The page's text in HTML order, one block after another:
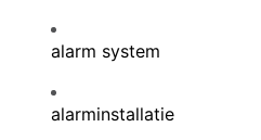
alarm system
alarminstallatie